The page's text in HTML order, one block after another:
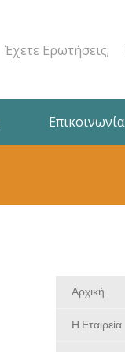
Έχετε Ερωτήσεις;
Επικοινωνία
Αρχική
Η Εταιρεία